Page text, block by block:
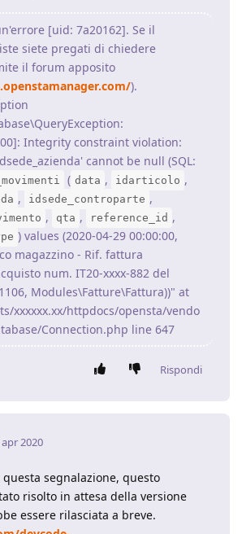
[uid: 7a20162]. Se il
siete pregati di chiedere
il forum apposito
).
Integrity constraint violation:
cannot be null (SQL:
( data , idarticolo ,
, idsede_controparte ,
, qta , reference_id ,
) values (2020-04-29 00:00:00,
magazzino - Rif. fattura
num. IT20-xxxx-882 del
Modules\Fatture\Fattura))" at
xxxxxx.xx/httpdocs/opensta/vendo
Connection.php line 647
Rispondi
2020
segnalazione, questo
risolto in attesa della versione
essere rilasciata a breve.